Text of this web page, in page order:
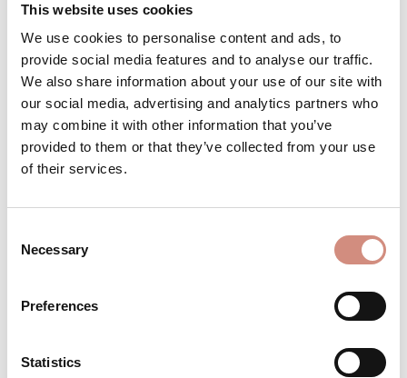
This website uses cookies
We use cookies to personalise content and ads, to
provide social media features and to analyse our traffic.
We also share information about your use of our site with
our social media, advertising and analytics partners who
may combine it with other information that you’ve
provided to them or that they’ve collected from your use
of their services.
Selection
Necessary
Preferences
Statistics
Achtung: geringer Bestand
Produkt Anzahl: Gib den
Stk IN DEN WARENKORB
Produktnummer:
BESCHREIBUNG
Polyester (recycelt), innen gefüttert